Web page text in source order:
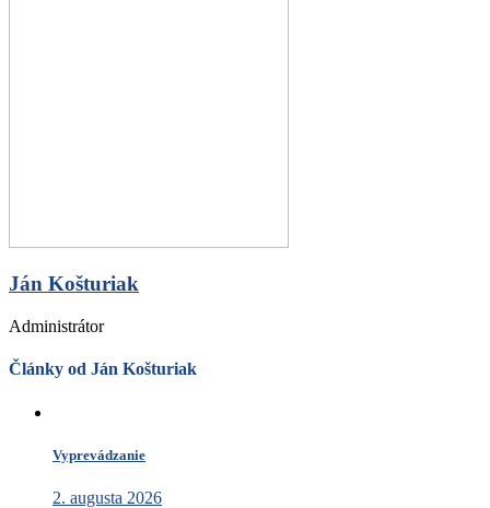
Ján Košturiak
Administrátor
Články od Ján Košturiak
Vyprevádzanie
2. augusta 2026